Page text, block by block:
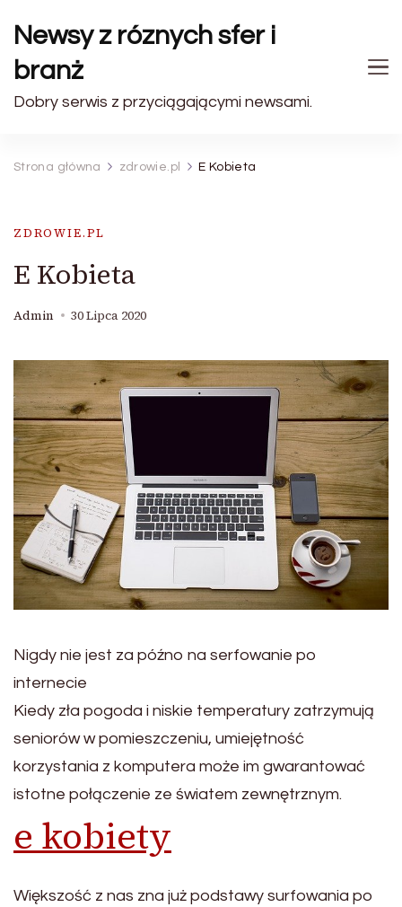
Newsy z róznych sfer i
branż
Dobry serwis z przyciągającymi newsami.
Strona główna zdrowie.pl E Kobieta
ZDROWIE.PL
E Kobieta
Admin 30 Lipca 2020
Nigdy nie jest za późno na serfowanie po
internecie
Kiedy zła pogoda i niskie temperatury zatrzymują
seniorów w pomieszczeniu, umiejętność
korzystania z komputera może im gwarantować
istotne połączenie ze światem zewnętrznym.
e kobiety
Większość z nas zna już podstawy surfowania po